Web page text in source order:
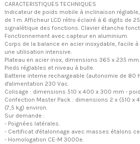
CARACTERISTIQUES TECHNIQUES
Indicateur de poids mobile à inclinaison
de 1 m. Afficheur LCD rétro éclairé à 6 digits de
signalétique des fonctions. Clavier étanche
Fonctionnement avec capteur en aluminium.
Corps de la balance en acier inoxydable, facile
une utilisation intensive.
Plateau en acier inox, dimensions 365 x 235 mm.
Pieds réglables et niveau à bulle.
Batterie interne rechargeable (autonomie de 80
d'alimentation 230 Vac.
Colisage : dimensions 510 x 400 x 300 mm -
Confection Master Pack : dimensions 2 x (510 x
(7,5 kg) environ.
Sur demande :
- Poignées latérales.
- Certificat d'étalonnage avec masses étalons
- Homologation CE-M 3000e.